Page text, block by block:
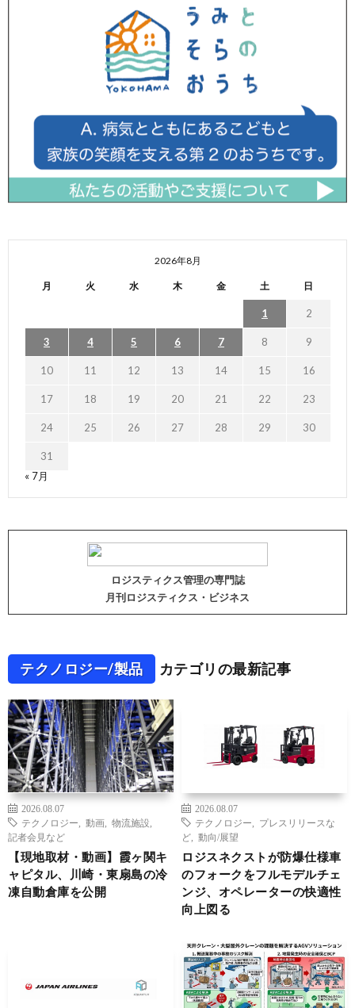
2026年8月
月 火 水 木 金 土 日
1 2
3 4 5 6 7 8 9
10 11 12 13 14 15 16
17 18 19 20 21 22 23
24 25 26 27 28 29 30
31
« 7月
ロジスティクス管理の専門誌
月刊ロジスティクス・ビジネス
テクノロジー/製品 カテゴリの最新記事
2026.08.07
テクノロジー
動画 物流施設
記者会見など
【現地取材・動画】霞ヶ関キ
ャピタル、川崎・東扇島の冷
凍自動倉庫を公開
2026.08.07
テクノロジー
プレスリリースな
ど
動向/展望
ロジスネクストが防爆仕様車
のフォークをフルモデルチェ
ンジ、オペレーターの快適性
向上図る